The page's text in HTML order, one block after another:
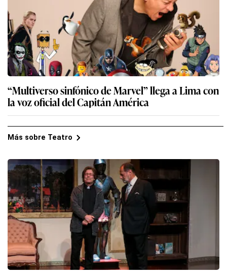
“Multiverso sinfónico de Marvel” llega a Lima con
la voz oficial del Capitán América
Más sobre Teatro